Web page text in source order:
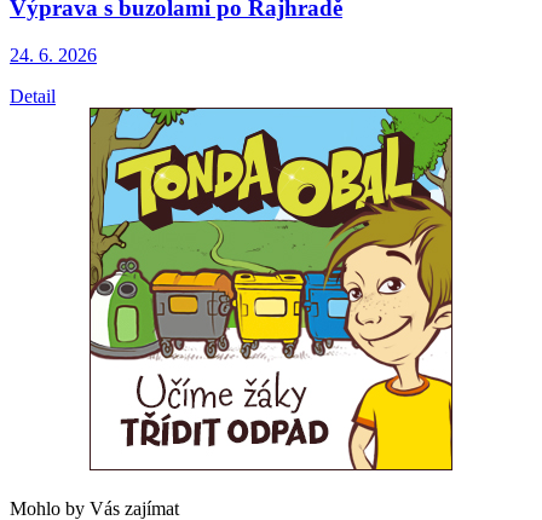
Výprava s buzolami po Rajhradě
24. 6. 2026
Detail
Mohlo by Vás zajímat